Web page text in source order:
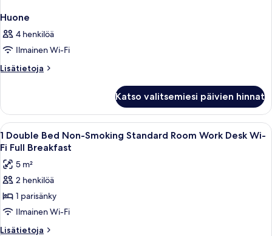
Huone
4 henkilöä
Ilmainen Wi-Fi
Lisätietoja
Lisätietoja
Katso valitsemiesi päivien hinnat
Avaa
kaikki
huonetyypin
1
Double
Bed
Non-
Smoking
Hotellihuone, jossa on sänky, kaksi
3
1 Double Bed Non-Smoking Standard Room Work Desk Wi-
Fi Full Breakfast
5 m²
2 henkilöä
1 parisänky
Ilmainen Wi-Fi
Lisätietoja
Lisätietoja